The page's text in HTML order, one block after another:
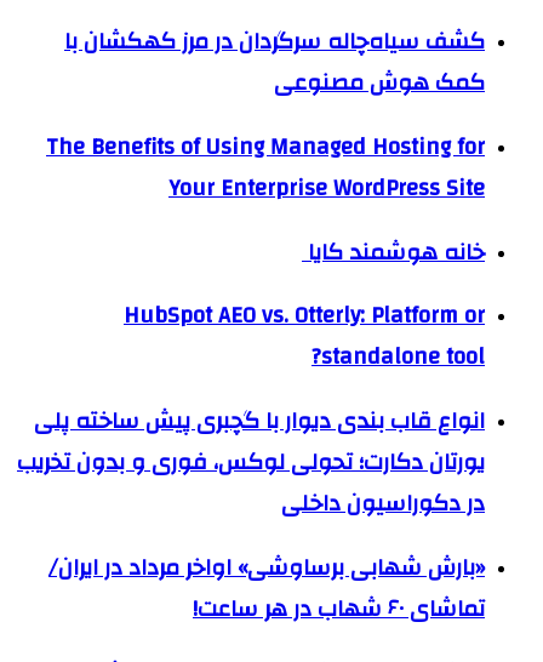
کشف سیاه‌چاله سرگردان در مرز کهکشان با
کمک هوش مصنوعی
The Benefits of Using Managed Hosting for
Your Enterprise WordPress Site
خانه هوشمند کایا
HubSpot AEO vs. Otterly: Platform or
standalone tool?
انواع قاب بندی دیوار با گچبری پیش ساخته پلی
یورتان دکارت؛ تحولی لوکس، فوری و بدون تخریب
در دکوراسیون داخلی
«بارش شهابی برساوشی» اواخر مرداد در ایران/
تماشای ۶۰ شهاب در هر ساعت!